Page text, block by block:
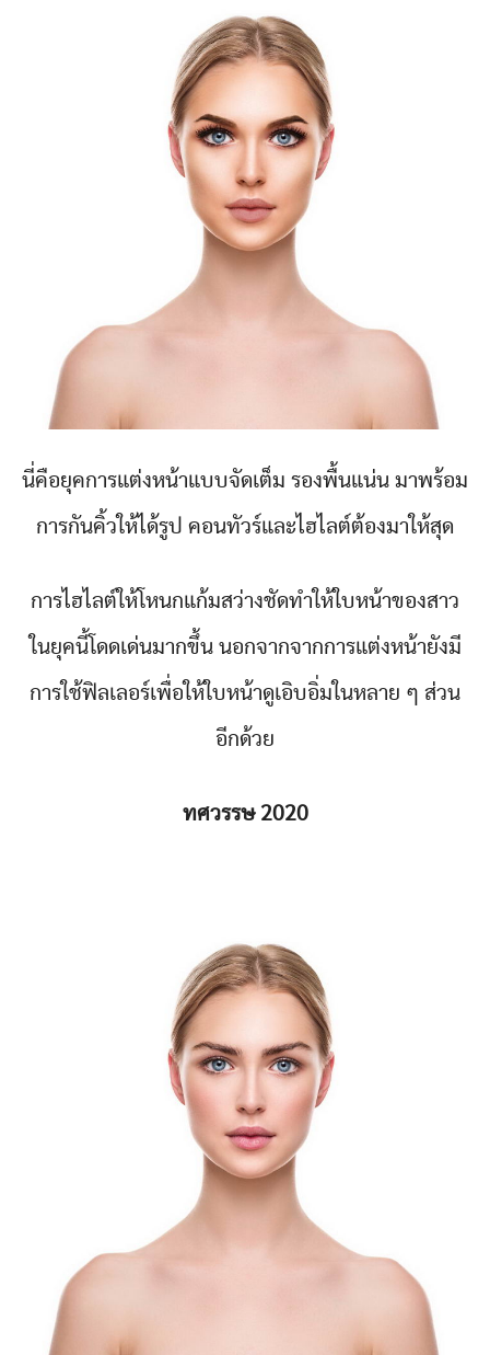
นี่คือยุคการแต่งหน้าแบบจัดเต็ม รองพื้นแน่น มาพร้อม
การกันคิ้วให้ได้รูป คอนทัวร์และไฮไลต์ต้องมาให้สุด
การไฮไลต์ให้โหนกแก้มสว่างชัดทำให้ใบหน้าของสาว
ในยุคนี้โดดเด่นมากขึ้น นอกจากจากการแต่งหน้ายังมี
การใช้ฟิลเลอร์เพื่อให้ใบหน้าดูเอิบอิ่มในหลาย ๆ ส่วน
อีกด้วย
ทศวรรษ 2020